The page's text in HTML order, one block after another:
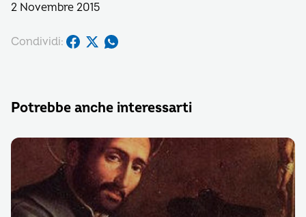
2 Novembre 2015
Condividi:
Potrebbe anche interessarti